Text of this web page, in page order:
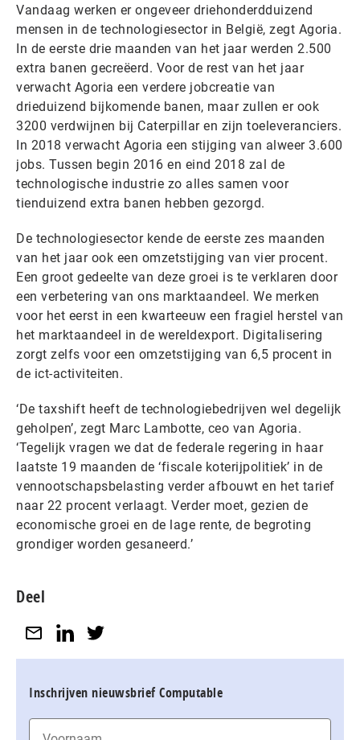
Vandaag werken er ongeveer driehonderdduizend
mensen in de technologiesector in België, zegt Agoria.
In de eerste drie maanden van het jaar werden 2.500
extra banen gecreëerd. Voor de rest van het jaar
verwacht Agoria een verdere jobcreatie van
drieduizend bijkomende banen, maar zullen er ook
3200 verdwijnen bij Caterpillar en zijn toeleveranciers.
In 2018 verwacht Agoria een stijging van alweer 3.600
jobs. Tussen begin 2016 en eind 2018 zal de
technologische industrie zo alles samen voor
tienduizend extra banen hebben gezorgd.
De technologiesector kende de eerste zes maanden
van het jaar ook een omzetstijging van vier procent.
Een groot gedeelte van deze groei is te verklaren door
een verbetering van ons marktaandeel. We merken
voor het eerst in een kwarteeuw een fragiel herstel van
het marktaandeel in de wereldexport. Digitalisering
zorgt zelfs voor een omzetstijging van 6,5 procent in
de ict-activiteiten.
‘De taxshift heeft de technologiebedrijven wel degelijk
geholpen’, zegt Marc Lambotte, ceo van Agoria.
‘Tegelijk vragen we dat de federale regering in haar
laatste 19 maanden de ‘fiscale koterijpolitiek’ in de
vennootschapsbelasting verder afbouwt en het tarief
naar 22 procent verlaagt. Verder moet, gezien de
economische groei en de lage rente, de begroting
grondiger worden gesaneerd.’
Deel
Inschrijven nieuwsbrief Computable